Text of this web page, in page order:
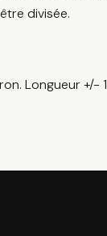
divisée.
Longueur +/-